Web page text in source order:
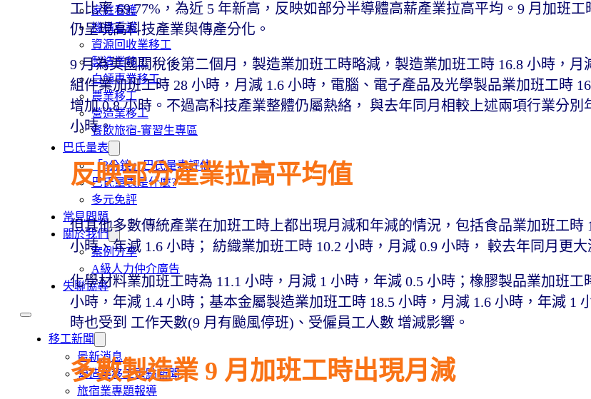
家庭看護
機構看護
資源回收業移工
製造業移工
白領專業移工
農業移工
營造業移工
餐飲旅宿-實習生專區
巴氏量表
「3分鐘」巴氏量表評估
巴氏量表是什麼?
多元免評
常見問題
關於我們
案例分享
A級人力仲介廣告
失聯協尋
移工新聞
最新消息
營造業移工重點新聞
旅宿業專題報導
工比率 69.77%，為近 5 年新高，反映如部分半導體高薪產業拉高平均。9 月加班
仍呈現高科技產業與傳產分化。
9 月為美國關稅後第二個月，製造業加班工時略減，製造業加班工時 16.8 小時，月
組件業加班工時 28 小時，月減 1.6 小時，電腦、電子產品及光學製品業加班工時
增加 0.8 小時。不過高科技產業整體仍屬熱絡， 與去年同月相較上述兩項行業分別
小時。
反映部分產業拉高平均值
但其他多數傳統產業在加班工時上都出現月減和年減的情況，包括食品業加班工時
小時、年減 1.6 小時； 紡織業加班工時 10.2 小時，月減 0.9 小時， 較去年同月更大
化學材料業加班工時為 11.1 小時，月減 1 小時，年減 0.5 小時；橡膠製品業加班工
小時，年減 1.4 小時；基本金屬製造業加班工時 18.5 小時，月減 1.6 小時，年減 1
時也受到 工作天數(9 月有颱風停班)、受僱員工人數 增減影響。
多數製造業 9 月加班工時出現月減